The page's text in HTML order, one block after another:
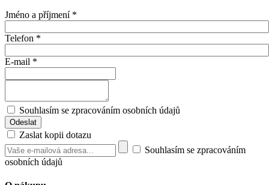
Jméno a příjmení *
Telefon *
E-mail *
Souhlasím se zpracováním osobních údajů
Zaslat kopii dotazu
Souhlasím se zpracováním
osobních údajů